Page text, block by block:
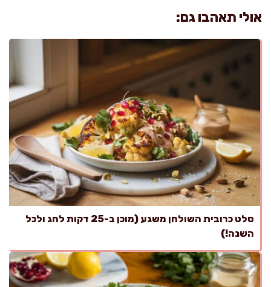
אולי תאהבו גם:
סלט כרובית השולחן משגע (מוכן ב-25 דקות לחג ולכל
השנה!)